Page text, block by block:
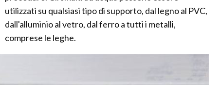
utilizzati su qualsiasi tipo di supporto, dal legno al PVC,
dall'alluminio al vetro, dal ferro a tutti i metalli,
comprese le leghe.